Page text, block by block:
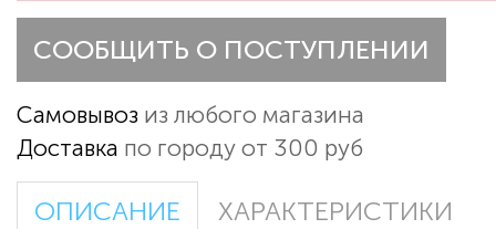
СООБЩИТЬ О ПОСТУПЛЕНИИ
Самовывоз из любого магазина
Доставка по городу от 300 руб
ОПИСАНИЕ ХАРАКТЕРИСТИКИ